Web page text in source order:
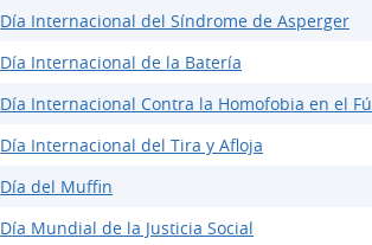
Día Internacional del Síndrome de Asperger
Día Internacional de la Batería
Día Internacional Contra la Homofobia en el
Día Internacional del Tira y Afloja
Día del Muffin
Día Mundial de la Justicia Social